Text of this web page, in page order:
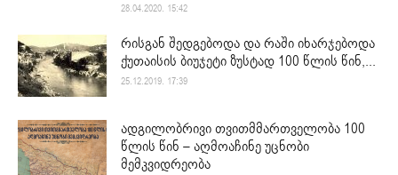
28.04.2020. 15:42
რისგან შედგებოდა და რაში იხარჯებოდა
ქუთაისის ბიუჯეტი ზუსტად 100 წლის წინ,...
25.12.2019. 17:39
ადგილობრივი თვითმმართველობა 100
წლის წინ – აღმოაჩინე უცნობი
მემკვიდრეობა